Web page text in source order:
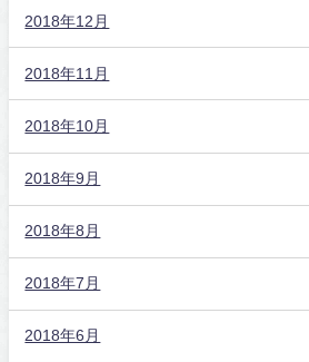
2018年12月
2018年11月
2018年10月
2018年9月
2018年8月
2018年7月
2018年6月